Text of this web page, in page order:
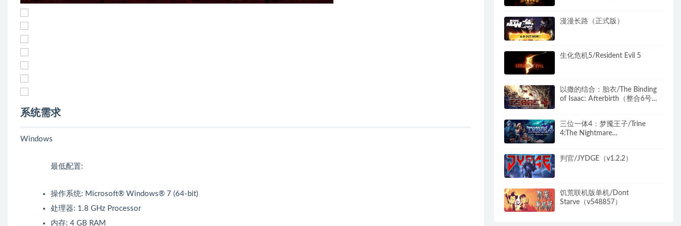
系统需求
Windows
最低配置:
操作系统: Microsoft® Windows® 7 (64-bit)
处理器: 1.8 GHz Processor
内存: 4 GB RAM
漫漫长路（正式版）
生化危机5/Resident Evil 5
以撒的结合：胎衣/The Binding
of Isaac: Afterbirth（整合6号升
三位一体4：梦魇王子/Trine
4:The Nightmare
判官/JYDGE（v1.2.2）
饥荒联机版单机/Dont
Starve（v548857）